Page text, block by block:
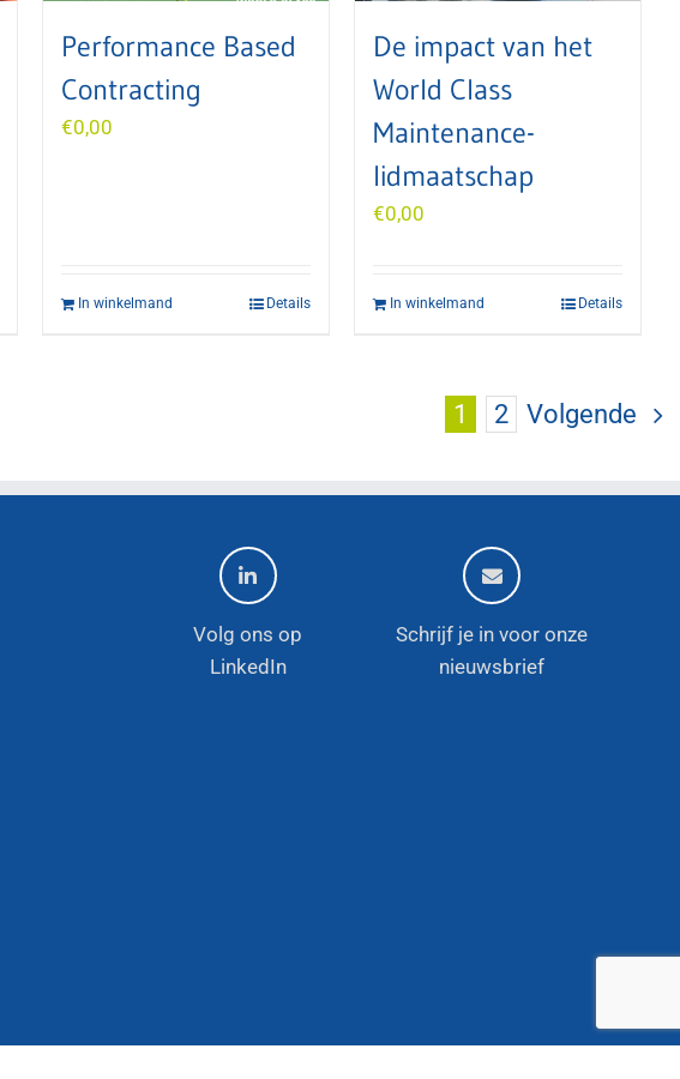
Performance Based
Contracting
€0,00
In winkelmand Details
De impact van het
World Class
Maintenance-
lidmaatschap
€0,00
In winkelmand Details
1 2 Volgende
Volg ons op
LinkedIn
Schrijf je in voor onze
nieuwsbrief